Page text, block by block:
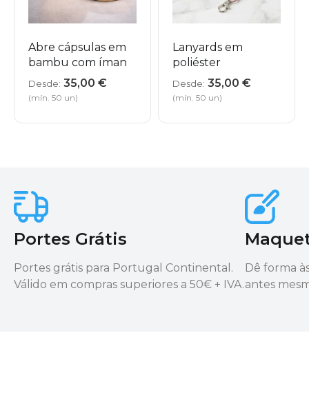
Abre cápsulas em
bambu com íman
Desde: 35,00 €
(mín. 50 un)
Lanyards em
poliéster
Desde: 35,00 €
(mín. 50 un)
Portes Grátis
Portes grátis para Portugal Continental.
Válido em compras superiores a 50€ + IVA.
Dê forma
antes